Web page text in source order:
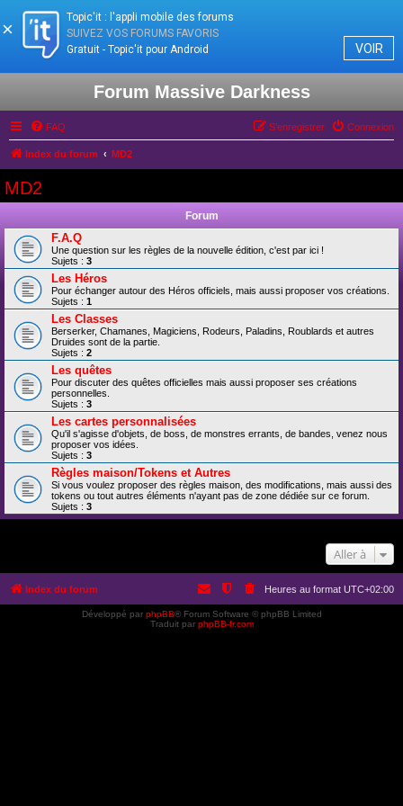
Forum Massive Darkness
FAQ Connexion
S’enregistrer
Index du forum MD2
MD2
Forum
F.A.Q
Une question sur les règles de la nouvelle édition, c'est par ici !
Sujets : 3
Les Héros
Pour échanger autour des Héros officiels, mais aussi proposer vos créations.
Sujets : 1
Les Classes
Berserker, Chamanes, Magiciens, Rodeurs, Paladins, Roublards et autres
Druides sont de la partie.
Sujets : 2
Les quêtes
Pour discuter des quêtes officielles mais aussi proposer ses créations
personnelles.
Sujets : 3
Les cartes personnalisées
Qu'il s'agisse d'objets, de boss, de monstres errants, de bandes, venez nous
proposer vos idées.
Sujets : 3
Règles maison/Tokens et Autres
Si vous voulez proposer des règles maison, des modifications, mais aussi des
tokens ou tout autres éléments n'ayant pas de zone dédiée sur ce forum.
Sujets : 3
Aller à
Index du forum Heures au format UTC+02:00
Développé par phpBB® Forum Software © phpBB Limited
Traduit par phpBB-fr.com
×
Topic'it : l'appli mobile des forums
SUIVEZ VOS FORUMS FAVORIS
Gratuit - Topic'it pour Android
VOIR